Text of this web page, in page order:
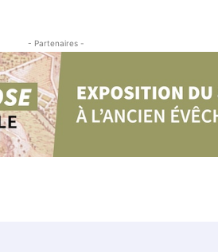
- Partenaires -